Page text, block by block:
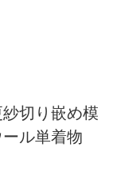
切り嵌め模
ル単着物